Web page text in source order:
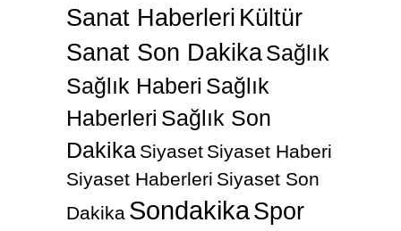
Sanat Haberleri Kültür
Sanat Son DakikaSağlık
Sağlık Haberi Sağlık
Haberleri Sağlık Son
Dakika Siyaset Siyaset Haberi
Siyaset Haberleri Siyaset Son
Dakika SondakikaSpor